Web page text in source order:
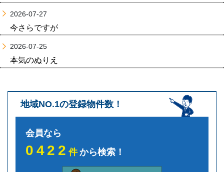
2026-07-27
今さらですが
2026-07-25
本気のぬりえ
地域NO.1の登録物件数！
会員なら
0422件から検索！